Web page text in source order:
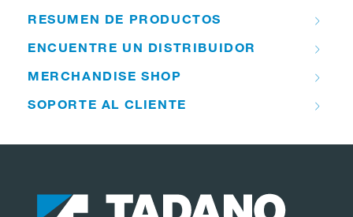
RESUMEN DE PRODUCTOS
ENCUENTRE UN DISTRIBUIDOR
MERCHANDISE SHOP
SOPORTE AL CLIENTE